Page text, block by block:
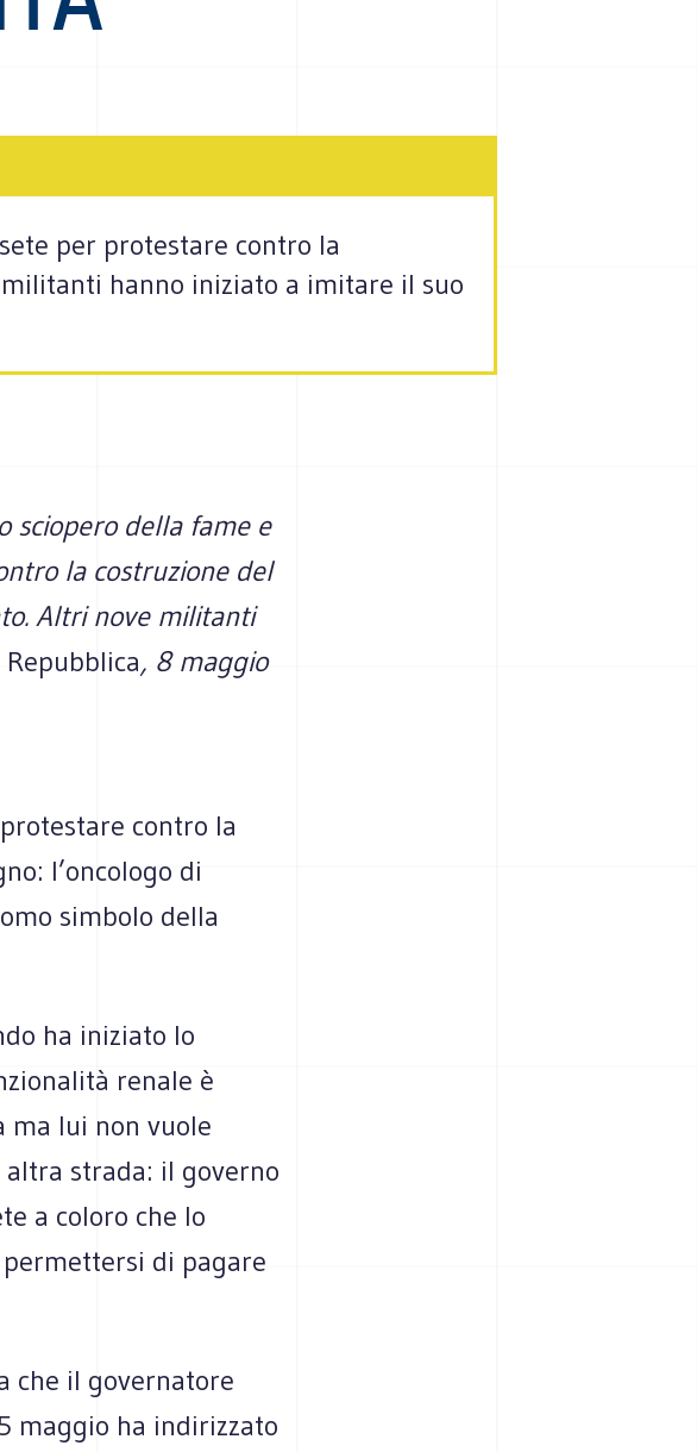
per protestare contro la
hanno iniziato a imitare il suo
sciopero della fame e
la costruzione del
Altri nove militanti
Repubblica, 8 maggio
contro la
l’oncologo di
simbolo della
ha iniziato lo
renale è
ma lui non vuole
altra strada: il governo
a coloro che lo
di pagare
che il governatore
maggio ha indirizzato